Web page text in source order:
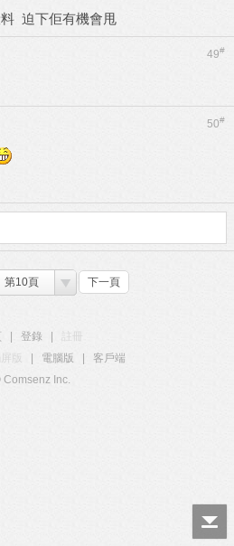
迫下佢有機會甩
49#
50#
第10頁 下一頁
登錄
屏版 電腦版
客戶端
Comsenz Inc.